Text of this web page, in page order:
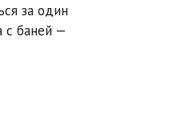
за один
с баней —